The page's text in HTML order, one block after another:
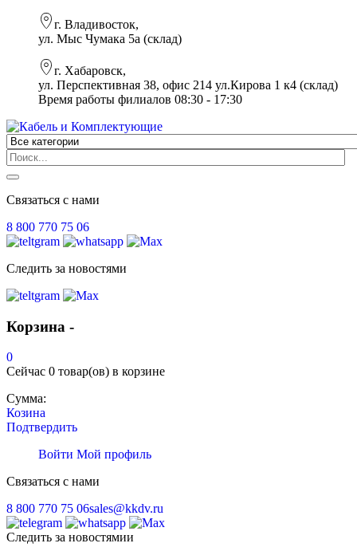
г. Владивосток,
ул. Мыс Чумака 5а (склад)
г. Хабаровск,
ул. Перспективная 38, офис 214 ул.Кирова 1 к4 (склад)
Время работы филиалов 08:30 - 17:30
Связаться с нами
8 800 770 75 06
Следить за новостями
Корзина -
0
Сейчас 0 товар(ов) в корзине
Сумма:
Козина
Подтвердить
Войти Мой профиль
Связаться с нами
8 800 770 75 06sales@kkdv.ru
Следить за новостямии